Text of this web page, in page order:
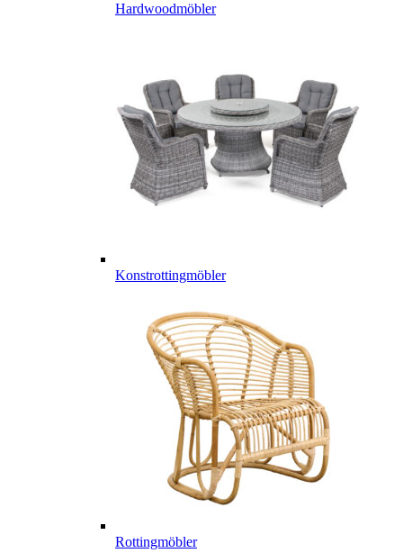
Hardwoodmöbler
Konstrottingmöbler
Rottingmöbler